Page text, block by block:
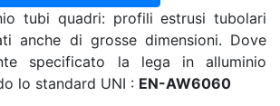
tubi quadri: profili estrusi tubolari
anche di grosse dimensioni. Dove
specificato la lega in alluminio
lo standard UNI : EN-AW6060